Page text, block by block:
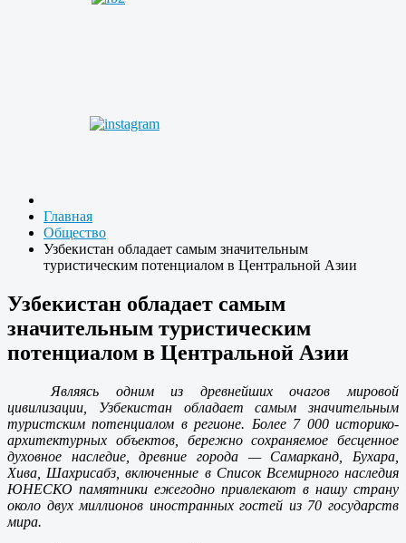
Главная
Общество
Узбекистан обладает самым значительным
туристическим потенциалом в Центральной Азии
Узбекистан обладает самым
значительным туристическим
потенциалом в Центральной Азии
Являясь одним из древнейших очагов мировой
цивилизации, Узбекистан обладает самым значительным
туристским потенциалом в регионе. Более 7 000 историко-
архитектурных объектов, бережно сохраняемое бесценное
духовное наследие, древние города — Самарканд, Бухара,
Хива, Шахрисабз, включенные в Список Всемирного наследия
ЮНЕСКО памятники ежегодно привлекают в нашу страну
около двух миллионов иностранных гостей из 70 государств
мира.